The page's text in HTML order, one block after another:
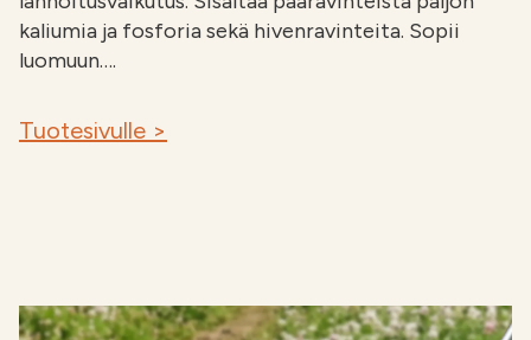
kaliumia ja fosforia sekä hivenravinteita. Sopii
luomuun….
Tuotesivulle >